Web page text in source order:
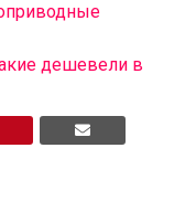
дешевели в